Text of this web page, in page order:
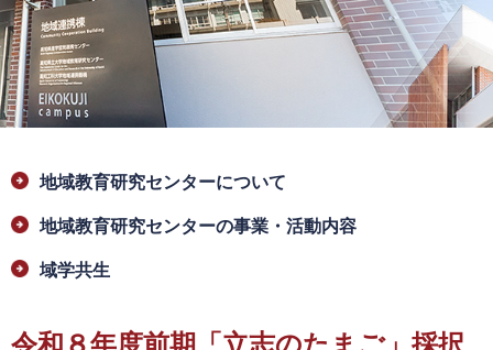
文
へ
文
地域教育研究センターについて
地域教育研究センターの事業・活動内容
域学共生